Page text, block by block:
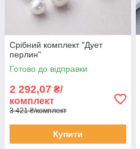
Срібний комплект "Дует
перлин"
Готово до відправки
2 292,07 ₴/
комплект
3 421 ₴/комплект
Купити